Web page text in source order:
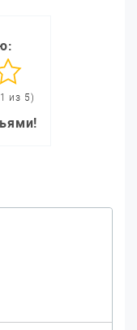
из 5)